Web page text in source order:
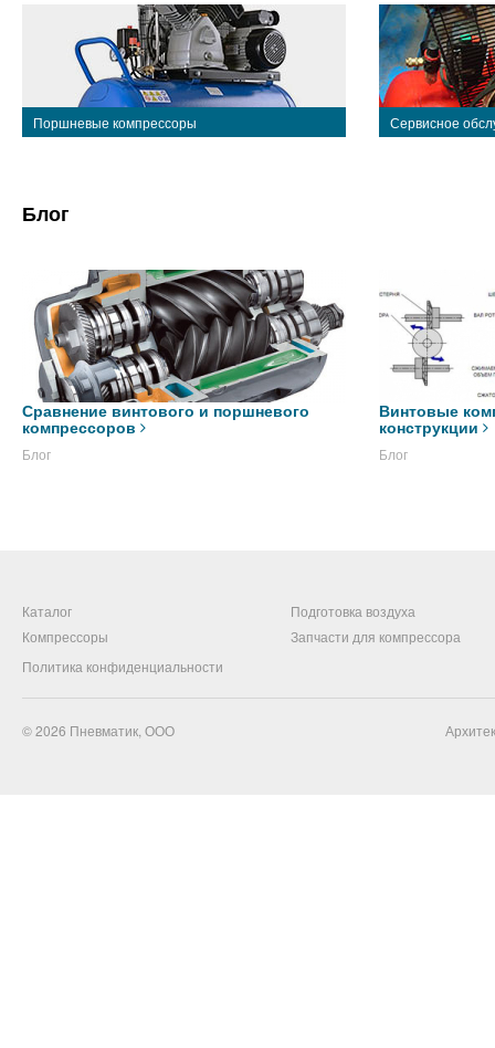
Поршневые компрессоры Сервисное
Блог
Сравнение винтового и поршневого
компрессоров
Блог
Винтовые
конструкции
Блог
Каталог
Компрессоры
Подготовка воздуха
Запчасти для компрессора
Политика конфиденциальности
© 2026 Пневматик, ООО